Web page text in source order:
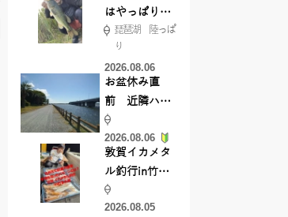
はやっぱりカ
バー撃ち
【45cmキャ
ッチ】
琵琶湖 陸っぱ
り
2026.08.06
お盆休み直
前 近隣ハゼ
釣り場調査し
てきました
2026.08.06
敦賀イカメタ
ル釣行in竹宝
丸様 釣り方で
釣果が激変！
2026.08.05